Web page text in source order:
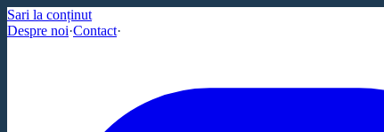
Sari la conținut
Despre noi·Contact·